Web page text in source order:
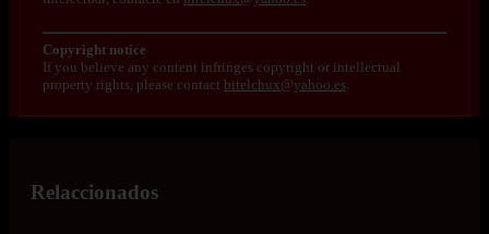
Copyright notice
If you believe any content infringes copyright or intellectual
property rights, please contact bitelchux@yahoo.es
Relaccionados